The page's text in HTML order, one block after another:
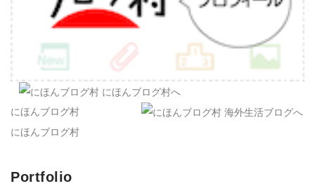
にほんブログ村
にほんブログ村
Portfolio